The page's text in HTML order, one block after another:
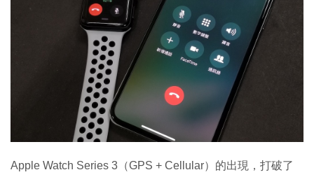
IT Times
生成式AI與雲端應用
Enterprise Digital Transformation
Apple Watch Series 3（GPS + Cellular）的出現，打破了